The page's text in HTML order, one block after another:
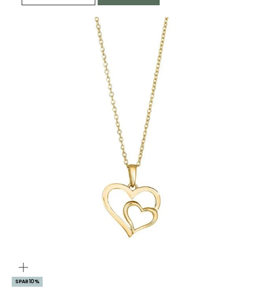
SPAR 10%